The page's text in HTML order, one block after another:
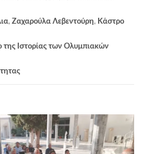
, Ζαχαρούλα Λεβεντούρη, Κάστρο
της Ιστορίας των Ολυμπιακών